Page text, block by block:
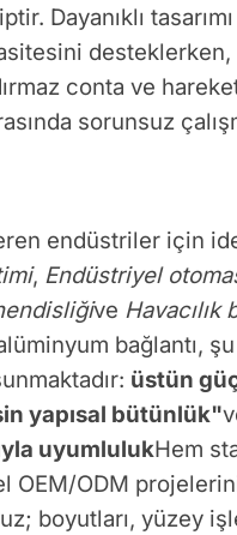
Dayanıklı
desteklerken,
conta ve
sorunsuz
endüstriler için
, Endüstriyel
ve Havacılık
bağlantı,
üstün
yapısal bütünlük"
uyumlulukHem
OEM/ODM
boyutları, yüzey